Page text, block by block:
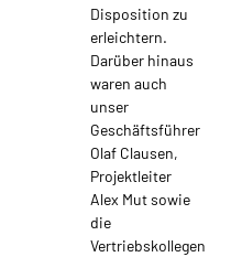
Disposition zu
erleichtern.
Darüber hinaus
waren auch
unser
Geschäftsführer
Olaf Clausen,
Projektleiter
Alex Mut sowie
die
Vertriebskollegen